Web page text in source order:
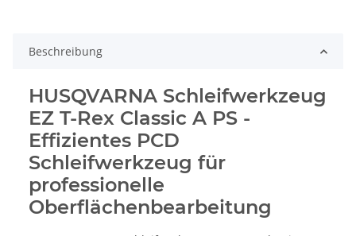
Beschreibung
HUSQVARNA Schleifwerkzeug
EZ T-Rex Classic A PS -
Effizientes PCD
Schleifwerkzeug für
professionelle
Oberflächenbearbeitung